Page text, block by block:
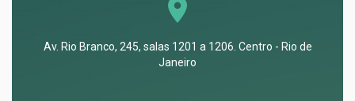
Av. Rio Branco, 245, salas 1201 a 1206. Centro - Rio de
Janeiro